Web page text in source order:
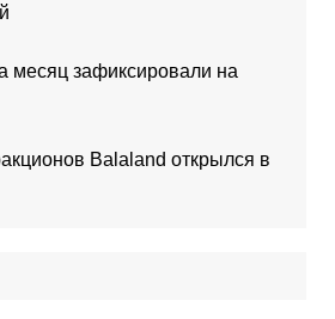
месяц зафиксировали на
Balaland открылся в